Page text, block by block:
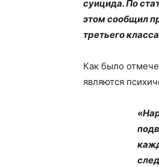
суицида. По
этом сообщил
третьего
Как было
являются